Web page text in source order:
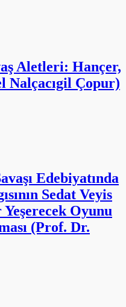
Aletleri: Hançer,
Nalçacıgil Çopur)
Edebiyatında
Sedat Veyis
Oyunu
(Prof. Dr.